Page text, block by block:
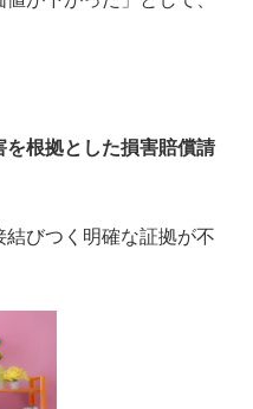
根拠とした損害賠償請
びつく明確な証拠が不